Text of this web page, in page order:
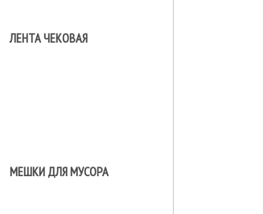
ЛЕНТА ЧЕКОВАЯ
МЕШКИ ДЛЯ МУСОРА